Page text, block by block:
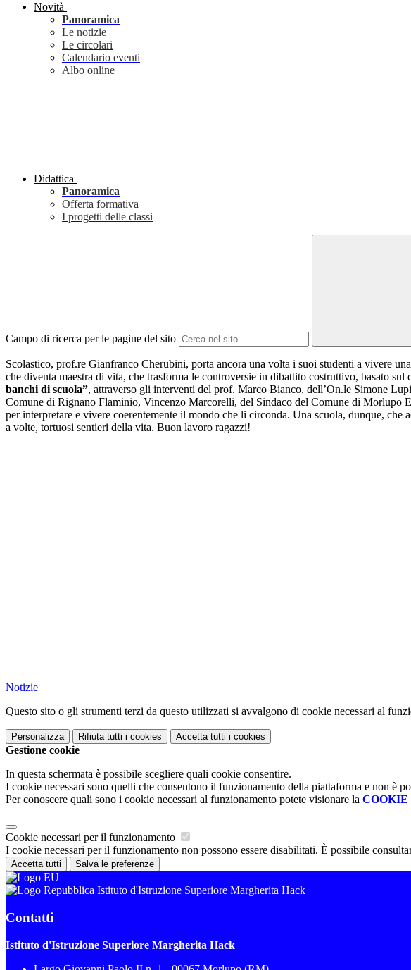
Novità
Panoramica
Le notizie
Le circolari
Calendario eventi
Albo online
Didattica
Panoramica
Offerta formativa
I progetti delle classi
Campo di ricerca per le pagine del sito
Scolastico, prof.re Gianfranco Cherubini, porta ancora una volta i suoi studenti a vivere
che diventa maestra di vita, che trasforma le controversie in dibattito costruttivo, basato
banchi di scuola”, attraverso gli interventi del prof. Marco Bianco, dell’On.le Simone
Comune di Rignano Flaminio, Vincenzo Marcorelli, del Sindaco del Comune di Morlupo
per interpretare e vivere coerentemente il mondo che li circonda. Una scuola, dunque,
a volte, tortuosi sentieri della vita. Buon lavoro ragazzi!
Notizie
Questo sito o gli strumenti terzi da questo utilizzati si avvalgono di cookie necessari al
Personalizza Rifiuta tutti i cookies Accetta tutti i cookies
Gestione cookie
In questa schermata è possibile scegliere quali cookie consentire.
I cookie necessari sono quelli che consentono il funzionamento della piattaforma e non è
Per conoscere quali sono i cookie necessari al funzionamento potete visionare la
Cookie necessari per il funzionamento
I cookie necessari per il funzionamento non possono essere disabilitati. È possibile
Accetta tutti Salva le preferenze
Istituto d'Istruzione Superiore Margherita Hack
Contatti
Istituto d'Istruzione Superiore Margherita Hack